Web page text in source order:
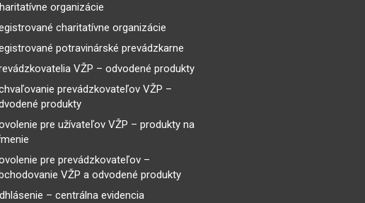
organizácie
charitatívne organizácie
potravinárské prevádzkarne
VŽP – odvodené produkty
prevádzkovateľov VŽP –
produkty
pre užívateľov VŽP – produkty na
pre prevádzkovateľov –
VŽP a odvodené produkty
– centrálna evidencia